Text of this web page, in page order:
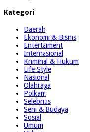
Kategori
Daerah
Ekonomi & Bisnis
Entertaiment
Internasional
Kriminal & Hukum
Life Style
Nasional
Olahraga
Polkam
Selebritis
Seni & Budaya
Sosial
Umum